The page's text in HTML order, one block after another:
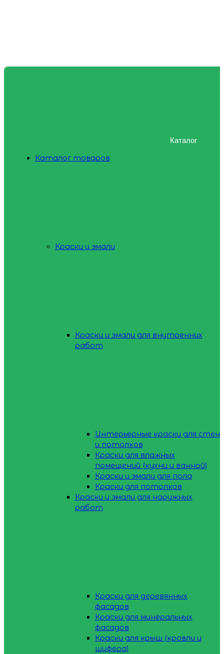
Каталог
Каталог товаров
Краски и эмали
Краски и эмали для внутренних
работ
Интерьерные краски для стен
и потолков
Краски для влажных
помещений (кухни и ванной)
Краски и эмали для пола
Краски для потолков
Краски и эмали для наружных
работ
Краски для деревянных
фасадов
Краски для минеральных
фасадов
Краски для крыш (кровли и
шифера)